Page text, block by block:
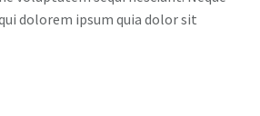
dolorem ipsum quia dolor sit